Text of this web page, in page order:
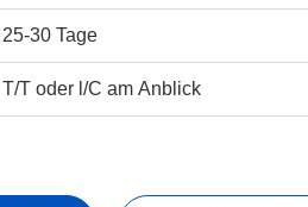
25-30 Tage
T/T oder l/C am Anblick